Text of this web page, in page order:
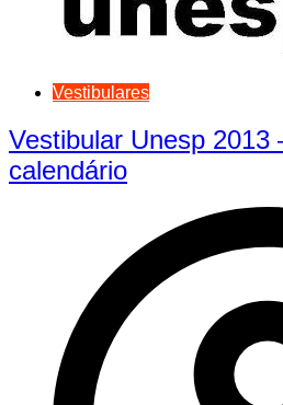
Vestibulares
Vestibular Unesp 2013
calendário